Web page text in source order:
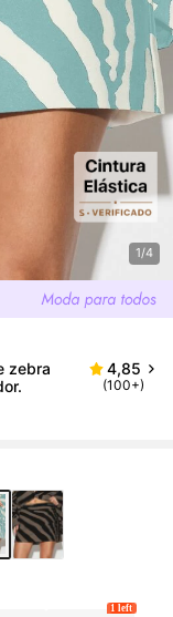
1/4
zebra
4,85
(100+)
1 left